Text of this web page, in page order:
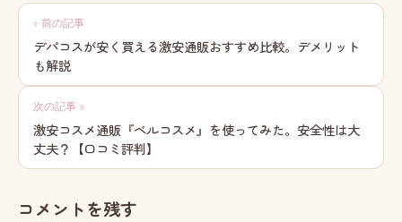
投
稿
ナ
ビ
ゲ
ー
シ
« 前の記事
デパコスが安く買える激安通販おすすめ比較。デメリット
も解説
次の記事 »
激安コスメ通販『ベルコスメ』を使ってみた。安全性は大
丈夫？【口コミ評判】
コメントを残す